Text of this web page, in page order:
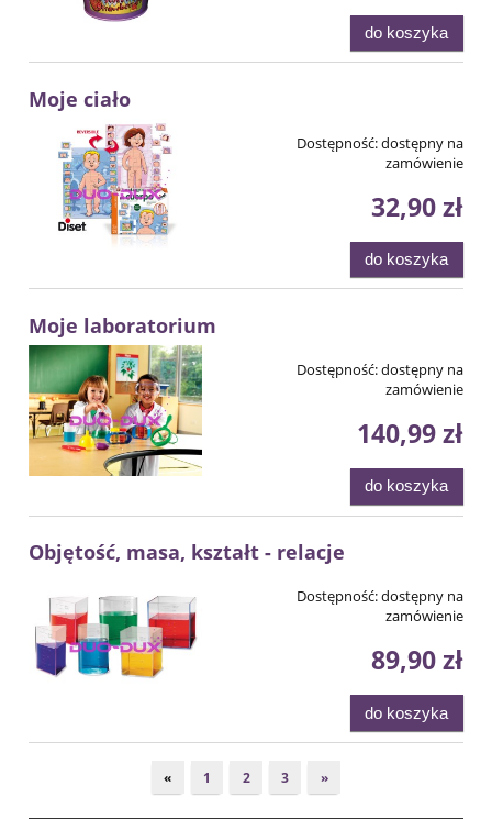
do koszyka
Moje ciało
Dostępność:dostępny na
zamówienie
32,90 zł
do koszyka
Moje laboratorium
Dostępność:dostępny na
zamówienie
140,99 zł
do koszyka
Objętość, masa, kształt - relacje
Dostępność:dostępny na
zamówienie
89,90 zł
do koszyka
« 1 2 3 »